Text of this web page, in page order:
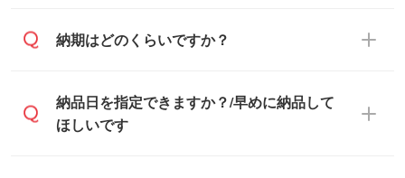
に対応可能です。
人様からご注文いただく場合でも、お支払
い元が学校や幼稚園・保育園であれば、同
納品書・領収書は ご依頼をいただいた場合
でお送りします。
原本の郵送をご希望の場合は、担当スタッ
納期はどのくらいですか？
・印刷する場合(500個程度)
ご入金、イメージ画像の校了から約2週間
納品日を指定できますか？/早めに納品して
ほしいです